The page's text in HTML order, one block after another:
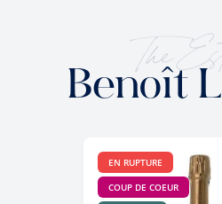
The
Benoît
EN RUPTURE
COUP DE COEUR